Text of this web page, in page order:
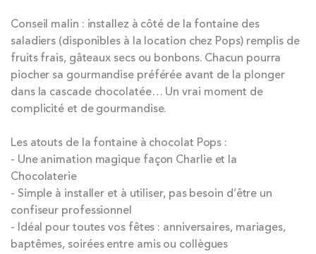
Conseil malin : installez à côté de la fontaine des
saladiers (disponibles à la location chez Pops) remplis de
fruits frais, gâteaux secs ou bonbons. Chacun pourra
piocher sa gourmandise préférée avant de la plonger
dans la cascade chocolatée… Un vrai moment de
complicité et de gourmandise.
Les atouts de la fontaine à chocolat Pops :
- Une animation magique façon Charlie et la
Chocolaterie
- Simple à installer et à utiliser, pas besoin d’être un
confiseur professionnel
- Idéal pour toutes vos fêtes : anniversaires, mariages,
baptêmes, soirées entre amis ou collègues